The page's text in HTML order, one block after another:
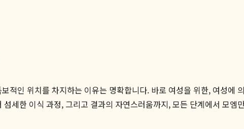
적인 위치를 차지하는 이유는 명확합니다. 바로 여성을 위한, 여성에
세한 이식 과정, 그리고 결과의 자연스러움까지, 모든 단계에서 모엠